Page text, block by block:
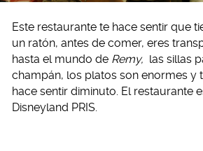
Este restaurante te hace sentir que
un ratón, antes de comer, eres
hasta el mundo de Remy, las sillas
champán, los platos son enormes y
hace sentir diminuto. El restaurante
Disneyland PRIS.